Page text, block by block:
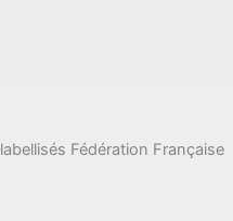
Fédération Française